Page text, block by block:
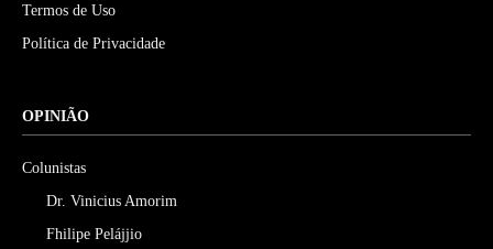
Termos de Uso
Política de Privacidade
OPINIÃO
Colunistas
Dr. Vinicius Amorim
Fhilipe Pelájjio